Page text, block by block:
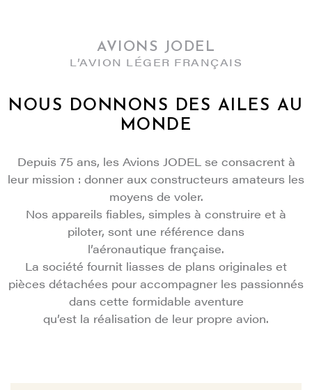
AVIONS JODEL
L’AVION LÉGER FRANÇAIS
NOUS DONNONS DES AILES AU
MONDE
Depuis 75 ans, les Avions JODEL se consacrent à
leur mission : donner aux constructeurs amateurs les
moyens de voler.
Nos appareils fiables, simples à construire et à
piloter, sont une référence dans
l’aéronautique française.
La société fournit liasses de plans originales et
pièces détachées pour accompagner les passionnés
dans cette formidable aventure
qu’est la réalisation de leur propre avion.